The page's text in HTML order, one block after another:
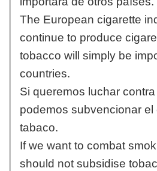
The European cigarette
continue to produce
tobacco will simply be
countries.
Si queremos luchar
podemos subvencionar el
tabaco.
If we want to combat
should not subsidise